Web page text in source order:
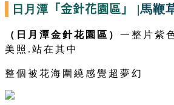
日月潭 「金針花園區」 |馬鞭
（日月潭金針花園區） 一整片紫
美照. 站在其中
整個被花海圍繞感覺超夢幻